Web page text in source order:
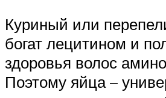
Куриный или
богат лецитином и
здоровья волос
Поэтому яйца –